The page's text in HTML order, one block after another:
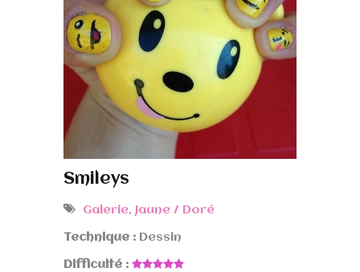
Smileys
Galerie, Jaune / Doré
Technique : Dessin
Difficulté :